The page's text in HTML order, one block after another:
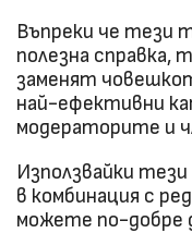
Въпреки че тези
полезна справка,
заменят
най-ефективни
модераторите и
Използвайки
в комбинация с
можете по-добре